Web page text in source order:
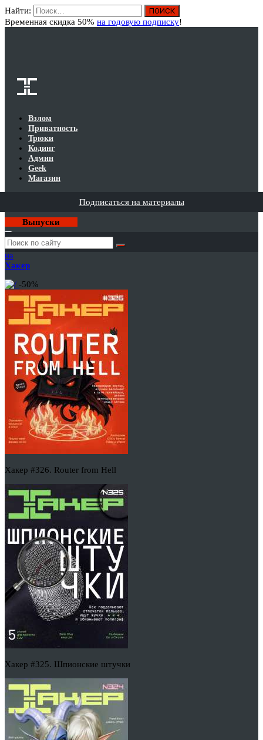
Найти:
Временная скидка 50% на годовую подписку!
Взлом
Приватность
Трюки
Кодинг
Админ
Geek
Магазин
Подписаться на материалы
Выпуски
Годовая
подписка
на
Хакер
-50%
Хакер #326. Router from Hell
Хакер #325. Шпионские штучки